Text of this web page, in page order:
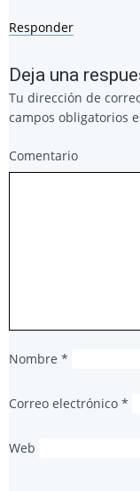
Responder
Deja una
Tu dirección de
campos obligatorios
Comentario
Nombre *
Correo electrónico *
Web